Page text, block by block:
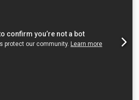
Rfksx Afkeha Vikt 1100 kg
• 3-backad kilstångschuck
backspärr, Ø 160 mm •